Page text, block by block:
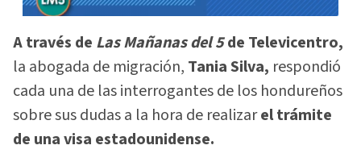
A través de Las Mañanas del 5de Televicentro,
la abogada de migración, Tania Silva, respondió
cada una de las interrogantes de los hondureños
sobre sus dudas a la hora de realizarel trámite
de una visa estadounidense.